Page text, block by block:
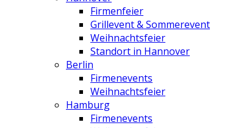
Firmenfeier
Grillevent & Sommerevent
Weihnachtsfeier
Standort in Hannover
Berlin
Firmenevents
Weihnachtsfeier
Hamburg
Firmenevents